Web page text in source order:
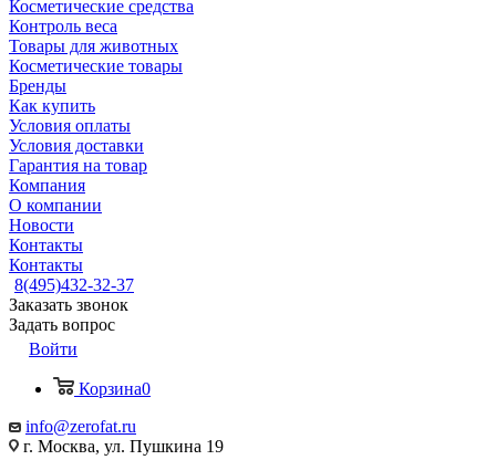
Косметические средства
Контроль веса
Товары для животных
Косметические товары
Бренды
Как купить
Условия оплаты
Условия доставки
Гарантия на товар
Компания
О компании
Новости
Контакты
Контакты
8(495)432-32-37
Заказать звонок
Задать вопрос
Войти
Корзина0
info@zerofat.ru
г. Москва, ул. Пушкина 19